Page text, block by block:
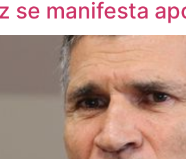
se manifesta